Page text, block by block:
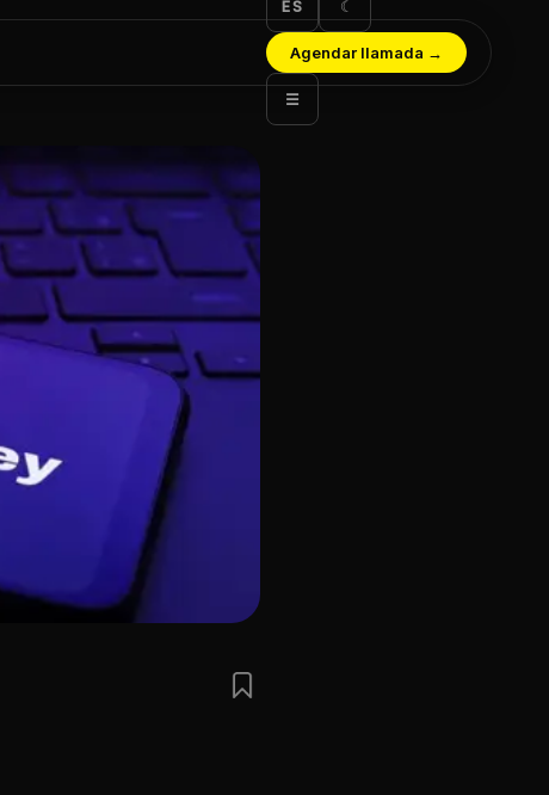
ES ☾
Agendar llamada →
☰